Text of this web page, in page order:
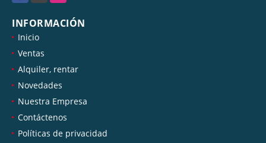
INFORMACIÓN
Inicio
Ventas
Alquiler, rentar
Novedades
Nuestra Empresa
Contáctenos
Políticas de privacidad